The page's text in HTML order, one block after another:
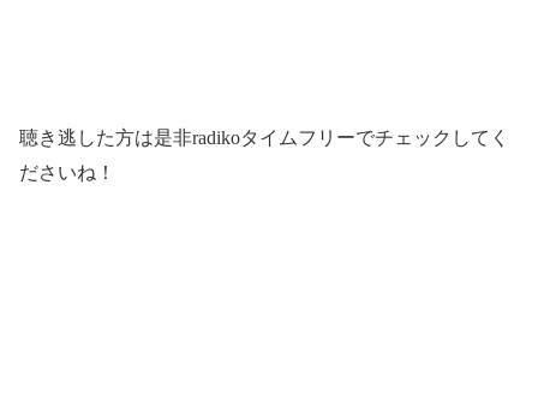
聴き逃した方は是非radikoタイムフリーでチェックしてく
ださいね！